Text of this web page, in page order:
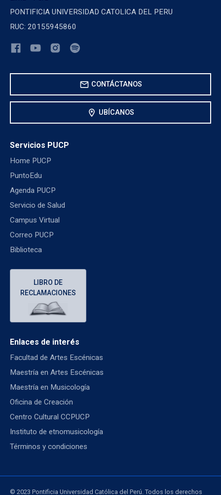
PONTIFICIA UNIVERSIDAD CATOLICA DEL PERU
RUC: 20155945860
mail CONTÁCTANOS
location_on UBÍCANOS
Servicios PUCP
Home PUCP
PuntoEdu
Agenda PUCP
Servicio de Salud
Campus Virtual
Correo PUCP
Biblioteca
LIBRO DE
RECLAMACIONES
Enlaces de interés
Facultad de Artes Escénicas
Maestría en Artes Escénicas
Maestría en Musicología
Oficina de Creación
Centro Cultural CCPUCP
Instituto de etnomusicología
Términos y condiciones
© 2023 Pontificia Universidad Católica del Perú. Todos los derechos